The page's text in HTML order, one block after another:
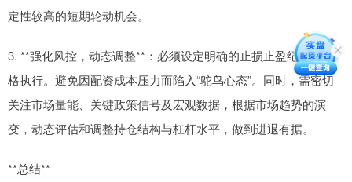
定性较高的短期轮动机会。
3. **强化风控，动态调整**：必须设定明确的止损止盈纪律并严
格执行。避免因配资成本压力而陷入“鸵鸟心态”。同时，需密切
关注市场量能、关键政策信号及宏观数据，根据市场趋势的演
变，动态评估和调整持仓结构与杠杆水平，做到进退有据。
**总结**